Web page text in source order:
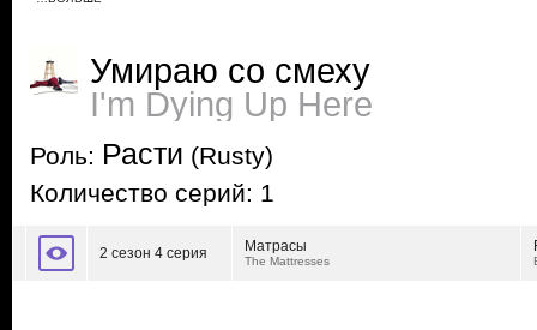
Умираю со смеху
I'm Dying Up Here
Роль: Расти (Rusty)
Количество серий: 1
2 сезон 4 серия Матрасы
The Mattresses